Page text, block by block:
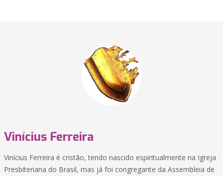
Vinícius Ferreira
Vinícius Ferreira é cristão, tendo nascido espiritualmente na Igreja
Presbiteriana do Brasil, mas já foi congregante da Assembleia de